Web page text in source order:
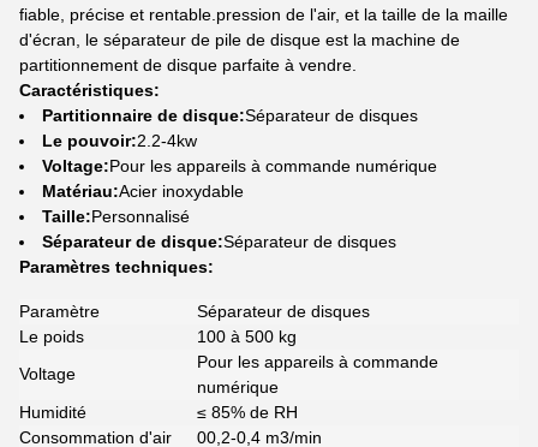
fiable, précise et rentable.pression de l'air, et la taille de la maille
d'écran, le séparateur de pile de disque est la machine de
partitionnement de disque parfaite à vendre.
Caractéristiques:
Partitionnaire de disque:Séparateur de disques
Le pouvoir:2.2-4kw
Voltage:Pour les appareils à commande numérique
Matériau:Acier inoxydable
Taille:Personnalisé
Séparateur de disque:Séparateur de disques
Paramètres techniques:
Paramètre
Séparateur de disques
Le poids
100 à 500 kg
Voltage
Pour les appareils à commande
numérique
Humidité
≤ 85% de RH
Consommation d'air
00,2-0,4 m3/min